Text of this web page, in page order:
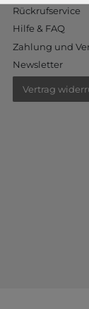
Rückrufservice
Hilfe & FAQ
Zahlung und
Newsletter
Vertrag